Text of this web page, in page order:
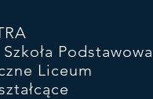
Podstawowa
Liceum